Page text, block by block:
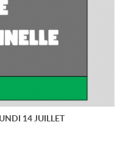
14 JUILLET